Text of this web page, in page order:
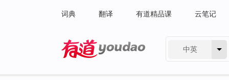
词典 翻译 有道精品课 云笔记
中英